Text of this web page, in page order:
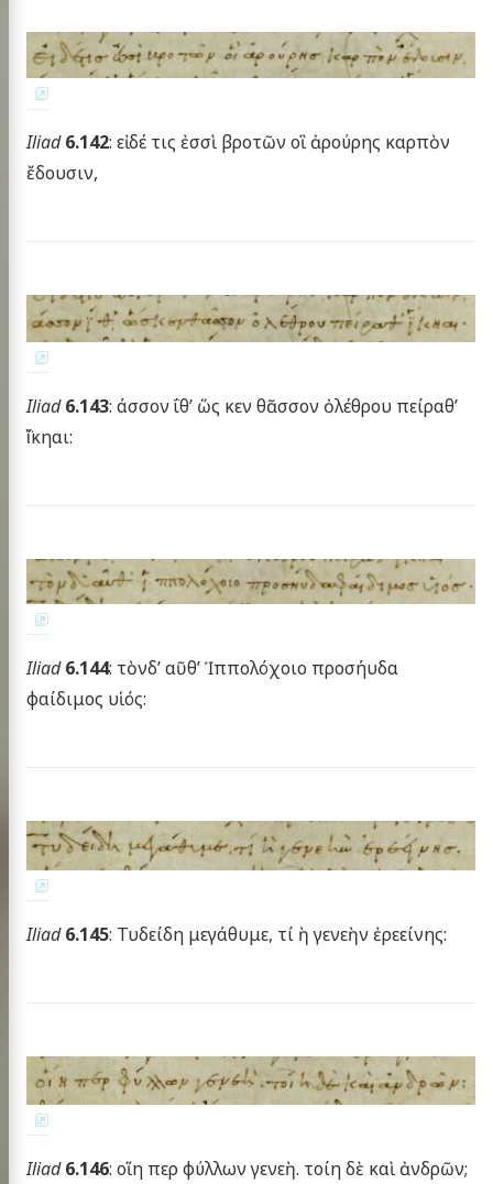
Iliad 6.142: εἰ δέ τις ἐσσὶ βροτῶν οἳ ἀρούρης καρπὸν
ἔδουσιν,
Iliad 6.143: άσσον ΐθ’ ὥς κεν θᾶσσον ὀλέθρου πείραθ’
ἵ̈κηαι:
Iliad 6.144: τὸνδ’ αῦθ’ Ἱππολόχοιο προσήυδα
φαίδιμος υἱός:
Iliad 6.145: Τυδείδη μεγάθυμε, τί ὴ γενεὴν ἐρεείνης:
Iliad 6.146: οἵη περ φύλλων γενεὴ. τοίη δὲ καὶ ἀνδρῶν;